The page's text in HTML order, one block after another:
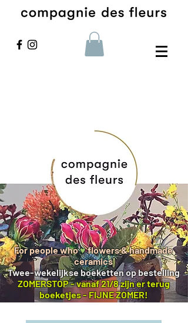
For people who♥flowers & handmade
ceramics
Twee-wekelijkse boeketten op bestelling
ZOMERSTOP - vanaf 21/8 zijn er terug
boeketjes - FIJNE ZOMER!